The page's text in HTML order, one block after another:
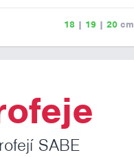
18 | 19 |20 cm
SABE